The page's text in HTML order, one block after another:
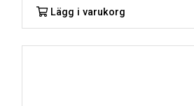
Lägg i varukorg